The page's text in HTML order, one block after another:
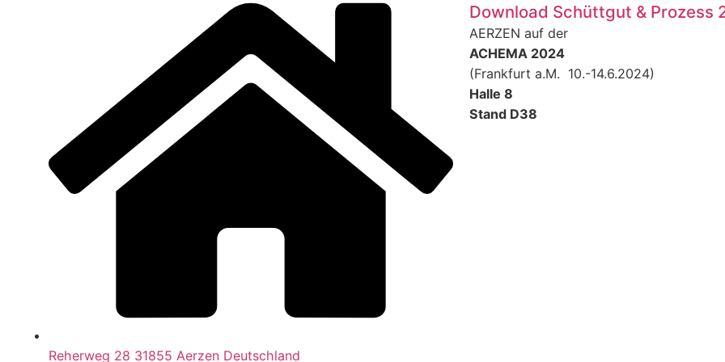
Reherweg 28 31855 Aerzen Deutschland
Download Schüttgut & Prozess
AERZEN auf der
ACHEMA 2024
(Frankfurt a.M. 10.-14.6.2024)
Halle 8
Stand D38